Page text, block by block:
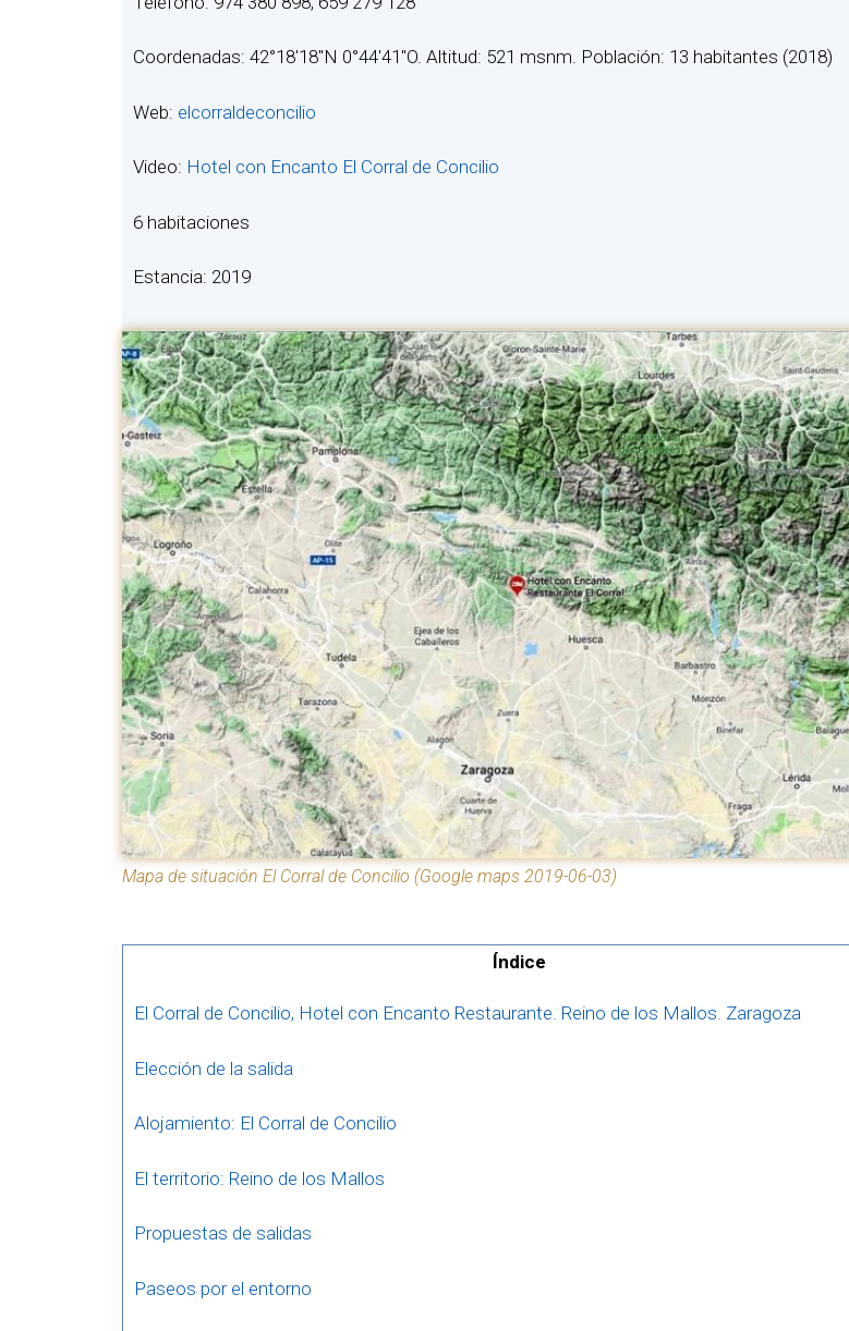
Coordenadas: 42°18′18″N 0°44′41″O. Altitud: 521 msnm. Población: 13 habitantes (2018)
Web: elcorraldeconcilio
Video: Hotel con Encanto El Corral de Concilio
6 habitaciones
Estancia: 2019
Mapa de situación El Corral de Concilio (Google maps 2019-06-03)
Índice
El Corral de Concilio, Hotel con Encanto Restaurante. Reino de los Mallos. Zaragoza
Elección de la salida
Alojamiento: El Corral de Concilio
El territorio: Reino de los Mallos
Propuestas de salidas
Paseos por el entorno